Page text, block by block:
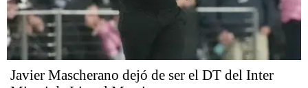
Javier Mascherano dejó de ser el DT del Inter